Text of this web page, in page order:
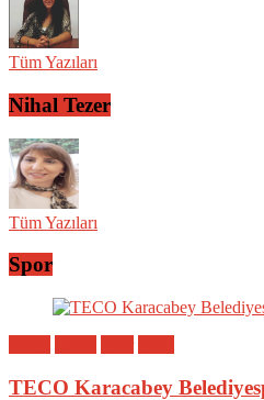
Tüm Yazıları
Nihal Tezer
Tüm Yazıları
Spor
TECO Karacabey